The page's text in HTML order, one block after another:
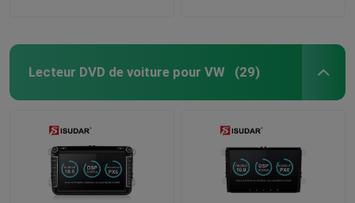
Lecteur DVD de voiture pour VW (29)